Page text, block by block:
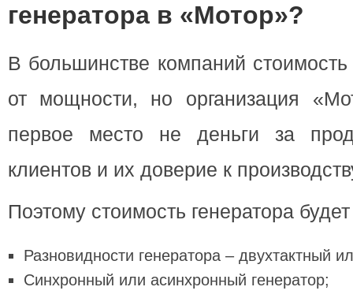
генератора в «Мотор»?
В большинстве компаний стоимость
от мощности, но организация
первое место не деньги за
клиентов и их доверие к
Поэтому стоимость генератора
Разновидности генератора – двухтактный
Синхронный или асинхронный генератор;